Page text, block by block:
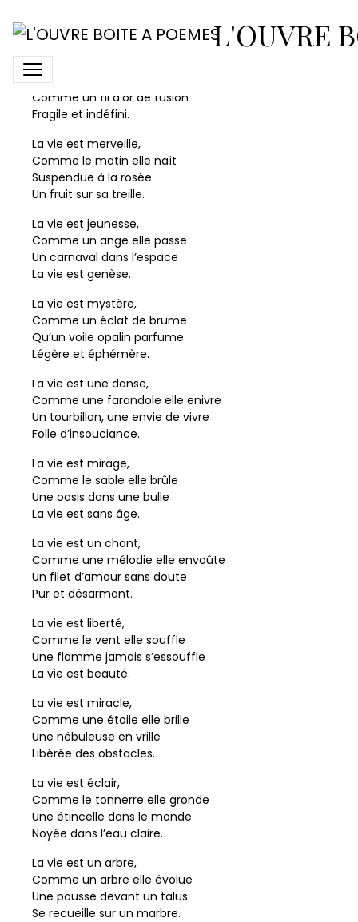
L'OUVRE
La vie
La vie est un cri,
De la naissance à l’expiration
Comme un fil d’or de fusion
Fragile et indéfini.
La vie est merveille,
Comme le matin elle naît
Suspendue à la rosée
Un fruit sur sa treille.
La vie est jeunesse,
Comme un ange elle passe
Un carnaval dans l’espace
La vie est genèse.
La vie est mystère,
Comme un éclat de brume
Qu’un voile opalin parfume
Légère et éphémère.
La vie est une danse,
Comme une farandole elle enivre
Un tourbillon, une envie de vivre
Folle d’insouciance.
La vie est mirage,
Comme le sable elle brûle
Une oasis dans une bulle
La vie est sans âge.
La vie est un chant,
Comme une mélodie elle envoûte
Un filet d’amour sans doute
Pur et désarmant.
La vie est liberté,
Comme le vent elle souffle
Une flamme jamais s’essouffle
La vie est beauté.
La vie est miracle,
Comme une étoile elle brille
Une nébuleuse en vrille
Libérée des obstacles.
La vie est éclair,
Comme le tonnerre elle gronde
Une étincelle dans le monde
Noyée dans l’eau claire.
La vie est un arbre,
Comme un arbre elle évolue
Une pousse devant un talus
Se recueille sur un marbre.